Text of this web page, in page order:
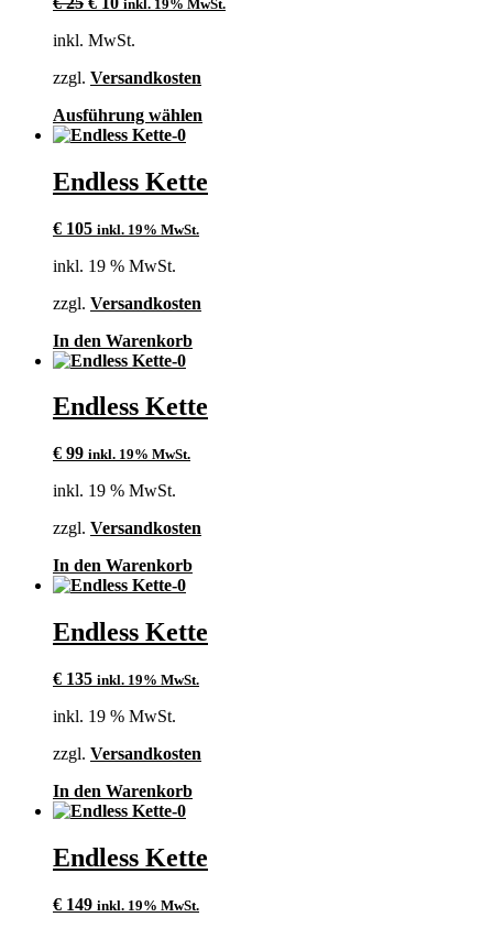
war:ist:
inkl. 19% MwSt.
inkl. MwSt.
zzgl. Versandkosten
Ausführung wählen
Varianten
Endless Kette
€ 105 inkl. 19% MwSt.
inkl. 19 % MwSt.
zzgl. Versandkosten
In den Warenkorb
Endless Kette
€ 99 inkl. 19% MwSt.
inkl. 19 % MwSt.
zzgl. Versandkosten
In den Warenkorb
Endless Kette
€ 135 inkl. 19% MwSt.
inkl. 19 % MwSt.
zzgl. Versandkosten
In den Warenkorb
Endless Kette
€ 149 inkl. 19% MwSt.